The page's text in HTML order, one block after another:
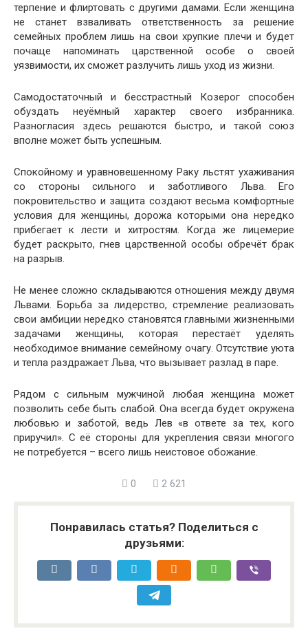
терпение и флиртовать с другими дамами. Если женщина
не станет взваливать ответственность за решение
семейных проблем лишь на свои хрупкие плечи и будет
почаще напоминать царственной особе о своей
уязвимости, их сможет разлучить лишь уход из жизни.
Самодостаточный и бесстрастный Козерог способен
обуздать неуёмный характер своего избранника.
Разногласия здесь решаются быстро, и такой союз
вполне может быть успешным.
Спокойному и уравновешенному Раку льстят ухаживания
со стороны сильного и заботливого Льва. Его
покровительство и защита создают весьма комфортные
условия для женщины, дорожа которыми она нередко
прибегает к лести и хитростям. Когда же лицемерие
будет раскрыто, гнев царственной особы обречёт брак
на разрыв.
Не менее сложно складываются отношения между двумя
Львами. Борьба за лидерство, стремление реализовать
свои амбиции нередко становятся главными жизненными
задачами женщины, которая перестаёт уделять
необходимое внимание семейному очагу. Отсутствие уюта
и тепла раздражает Льва, что вызывает разлад в паре.
Рядом с сильным мужчиной любая женщина может
позволить себе быть слабой. Она всегда будет окружена
любовью и заботой, ведь Лев «в ответе за тех, кого
приручил». С её стороны для укрепления связи многого
не потребуется – всего лишь неистовое обожание.
0 2 621
Понравилась статья? Поделиться с
друзьями: